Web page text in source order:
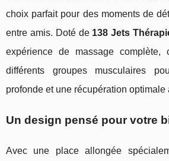
choix parfait pour des moments de
entre amis. Doté de 138 Jets
expérience de massage complète,
différents groupes musculaires
profonde et une récupération optimale
Un design pensé pour votre
Avec une place allongée